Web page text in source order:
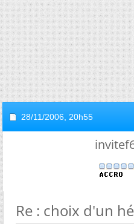
28/11/2006, 20h55
Re : choix d'un